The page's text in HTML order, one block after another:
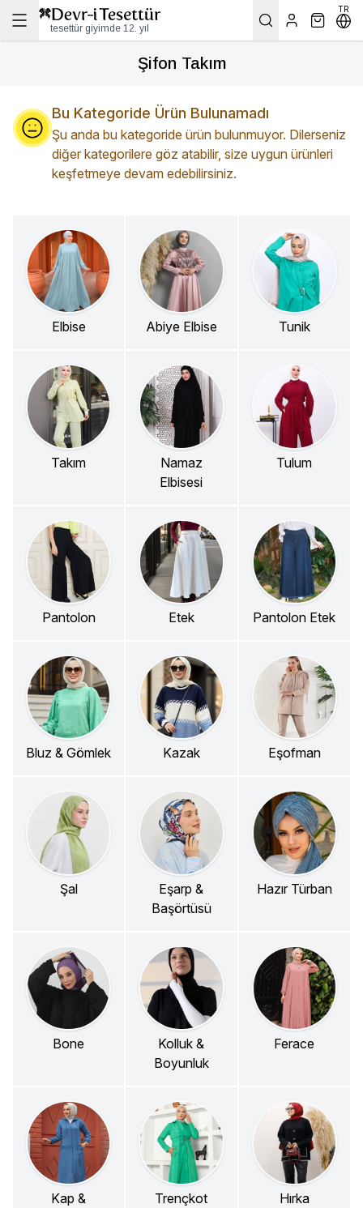
tesettür giyimde 12. yıl
TR
Şifon Takım
Bu Kategoride Ürün Bulunamadı
Şu anda bu kategoride ürün bulunmuyor. Dilerseniz
diğer kategorilere göz atabilir, size uygun ürünleri
keşfetmeye devam edebilirsiniz.
Elbise Abiye Elbise Tunik
Takım
Namaz
Elbisesi
Tulum
Pantolon Etek Pantolon Etek
Bluz & Gömlek Kazak Eşofman
Şal
Eşarp &
Başörtüsü
Hazır Türban
Bone
Kolluk &
Boyunluk
Ferace
Kap &
Trençkot Hırka